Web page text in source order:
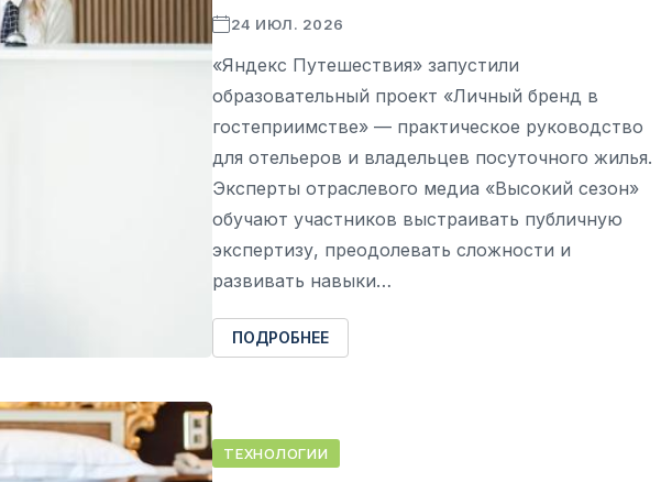
24 ИЮЛ. 2026
«Яндекс Путешествия» запустили
образовательный проект «Личный бренд в
гостеприимстве» — практическое руководство
для отельеров и владельцев посуточного жилья.
Эксперты отраслевого медиа «Высокий сезон»
обучают участников выстраивать публичную
экспертизу, преодолевать сложности и
развивать навыки…
ПОДРОБНЕЕ
ТЕХНОЛОГИИ